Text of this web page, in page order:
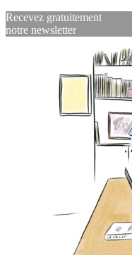
Recevez gratuitement
notre newsletter